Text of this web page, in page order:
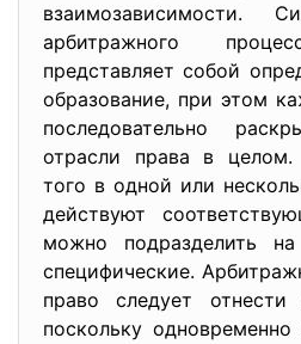
взаимозависимости.
арбитражного
представляет собой
образование, при этом
последовательно
отрасли права в
того в одной или
действуют
можно подразделить
специфические.
право следует
поскольку